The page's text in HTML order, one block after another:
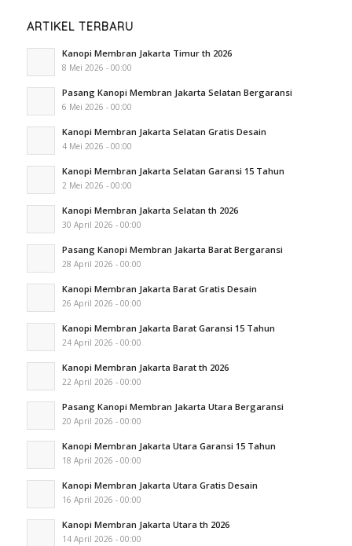
ARTIKEL TERBARU
Kanopi Membran Jakarta Timur th 2026
8 Mei 2026 - 00:00
Pasang Kanopi Membran Jakarta Selatan Bergaransi
6 Mei 2026 - 00:00
Kanopi Membran Jakarta Selatan Gratis Desain
4 Mei 2026 - 00:00
Kanopi Membran Jakarta Selatan Garansi 15 Tahun
2 Mei 2026 - 00:00
Kanopi Membran Jakarta Selatan th 2026
30 April 2026 - 00:00
Pasang Kanopi Membran Jakarta Barat Bergaransi
28 April 2026 - 00:00
Kanopi Membran Jakarta Barat Gratis Desain
26 April 2026 - 00:00
Kanopi Membran Jakarta Barat Garansi 15 Tahun
24 April 2026 - 00:00
Kanopi Membran Jakarta Barat th 2026
22 April 2026 - 00:00
Pasang Kanopi Membran Jakarta Utara Bergaransi
20 April 2026 - 00:00
Kanopi Membran Jakarta Utara Garansi 15 Tahun
18 April 2026 - 00:00
Kanopi Membran Jakarta Utara Gratis Desain
16 April 2026 - 00:00
Kanopi Membran Jakarta Utara th 2026
14 April 2026 - 00:00